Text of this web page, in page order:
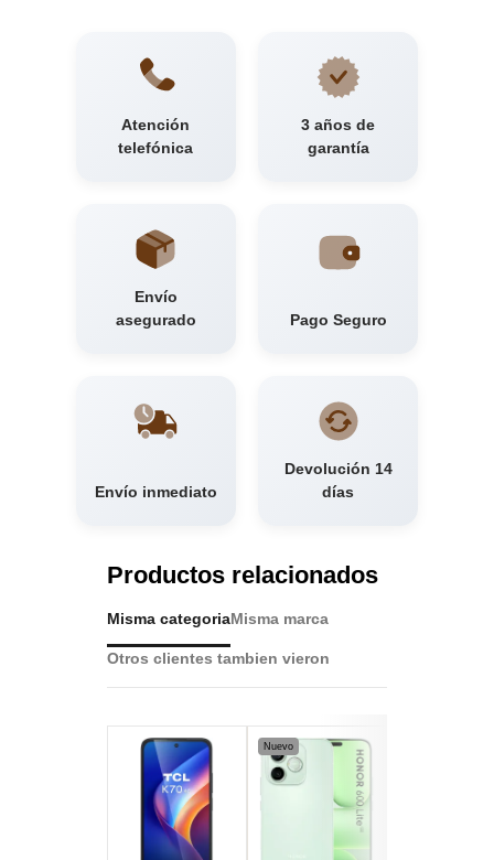
Atención
telefónica
3 años de
garantía
Envío
asegurado
Pago Seguro
Envío inmediato
Devolución 14
días
Productos relacionados
Misma categoriaMisma marca
Otros clientes tambien vieron
Nuevo